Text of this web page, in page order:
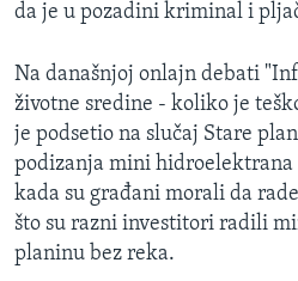
da je u pozadini kriminal i
Na današnjoj onlajn debati
životne sredine - koliko je
je podsetio na slučaj Stare
podizanja mini hidroelektrana
kada su građani morali da
što su razni investitori radili
planinu bez reka.